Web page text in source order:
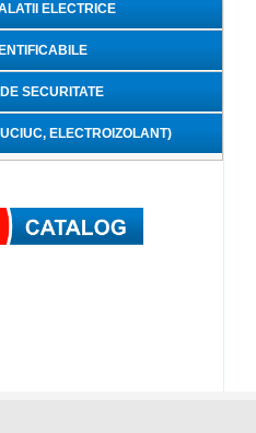
ELECTRICE
SECURITATE
ELECTROIZOLANT)